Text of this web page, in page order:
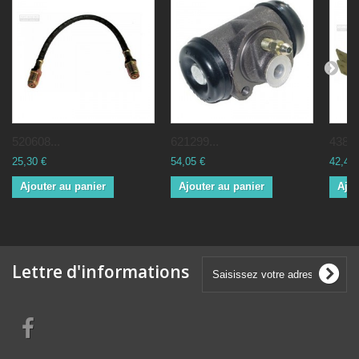
25,30 €
Ajouter au panier
54,05 €
Ajouter au panier
42,44
Lettre d'informations